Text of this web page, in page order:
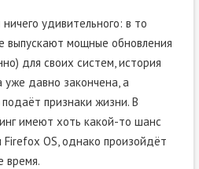
удивительного: в то
выпускают мощные обновления
для своих систем, история
уже давно закончена, а
признаки жизни. В
имеют хоть какой-то шанс
Firefox OS, однако произойдёт
время.